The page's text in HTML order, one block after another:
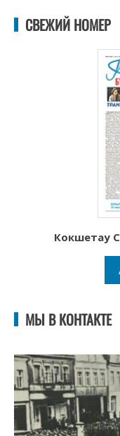
СВЕЖИЙ НОМЕР
Кокшетау
МЫ В КОНТАКТЕ